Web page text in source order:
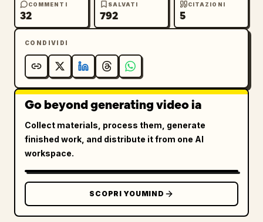
COMMENTI
32
SALVATI
792
CITAZIONI
5
CONDIVIDI
Go beyond generating video ia
Collect materials, process them, generate
finished work, and distribute it from one AI
workspace.
SCOPRI YOUMIND